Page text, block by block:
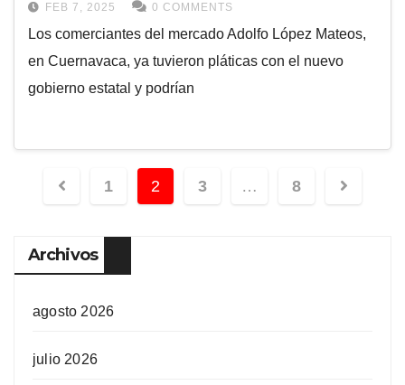
FEB 7, 2025 0 COMMENTS
Los comerciantes del mercado Adolfo López Mateos,
en Cuernavaca, ya tuvieron pláticas con el nuevo
gobierno estatal y podrían
1 2 3 … 8
Archivos
agosto 2026
julio 2026